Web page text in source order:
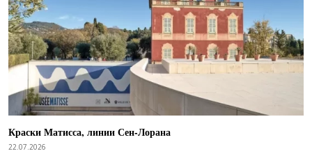
Краски Матисса, линии Сен-Лорана
22.07.2026